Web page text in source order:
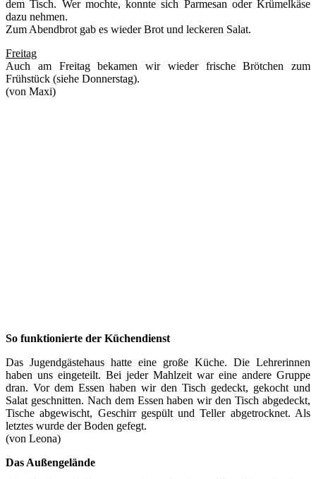
dem Tisch. Wer mochte, konnte sich Parmesan oder Krümelkäse
dazu nehmen.
Zum Abendbrot gab es wieder Brot und leckeren Salat.
Freitag
Auch am Freitag bekamen wir wieder frische Brötchen zum
Frühstück (siehe Donnerstag).
(von Maxi)
So funktionierte der Küchendienst
Das Jugendgästehaus hatte eine große Küche. Die Lehrerinnen
haben uns eingeteilt. Bei jeder Mahlzeit war eine andere Gruppe
dran. Vor dem Essen haben wir den Tisch gedeckt, gekocht und
Salat geschnitten. Nach dem Essen haben wir den Tisch abgedeckt,
Tische abgewischt, Geschirr gespült und Teller abgetrocknet. Als
letztes wurde der Boden gefegt.
(von Leona)
Das Außengelände